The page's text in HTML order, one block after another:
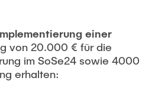
Verbund (ECIU)
einer
von 20.000 € für die
im SoSe24 sowie 4000
erhalten: